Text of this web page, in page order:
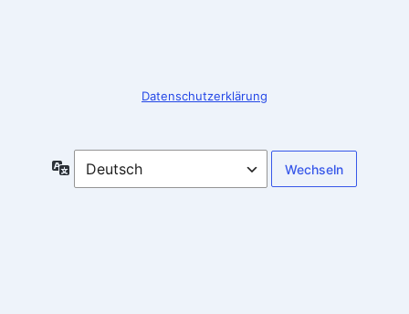
Datenschutzerklärung
Sprache